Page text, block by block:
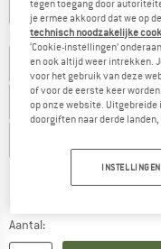
Kies een maat:
EU40 EU40 2/3
EU43 1/3 EU44
Aantal:
tegen toegang door
je ermee akkoord dat we op
technisch noodzakelijke
‘Cookie-instellingen’
en ook altijd weer intrekken.
voor het gebruik van deze
of voor de eerste keer
op onze website.
doorgiften naar derde
INSTELLINGEN